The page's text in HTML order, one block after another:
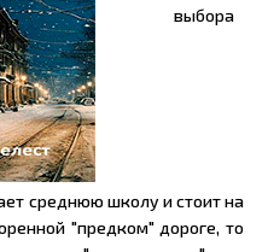
выбора
среднюю школу и стоит на
"предком" дороге, то